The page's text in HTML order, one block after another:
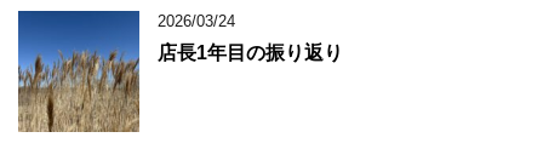
2026/03/24
店長1年目の振り返り